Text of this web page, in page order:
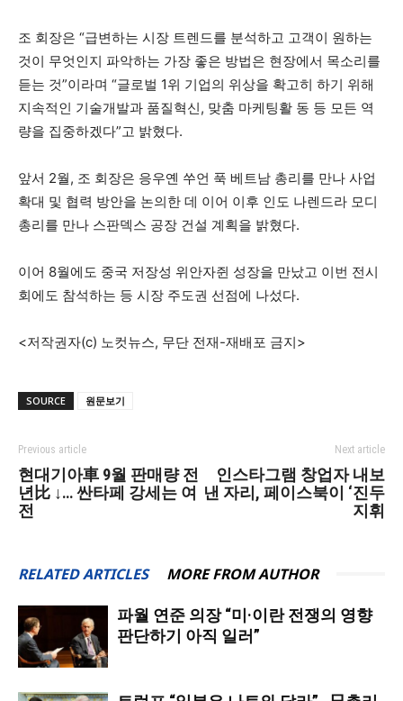
조 회장은 “급변하는 시장 트렌드를 분석하고 고객이 원하는
것이 무엇인지 파악하는 가장 좋은 방법은 현장에서 목소리를
듣는 것”이라며 “글로벌 1위 기업의 위상을 확고히 하기 위해
지속적인 기술개발과 품질혁신, 맞춤 마케팅활 동 등 모든 역
량을 집중하겠다”고 밝혔다.
앞서 2월, 조 회장은 응우옌 쑤언 푹 베트남 총리를 만나 사업
확대 및 협력 방안을 논의한 데 이어 이후 인도 나렌드라 모디
총리를 만나 스판덱스 공장 건설 계획을 밝혔다.
이어 8월에도 중국 저장성 위안자쥔 성장을 만났고 이번 전시
회에도 참석하는 등 시장 주도권 선점에 나섰다.
<저작권자(c) 노컷뉴스, 무단 전재-재배포 금지>
SOURCE 원문보기
Previous article
현대기아車 9월 판매량 전
년比 ↓… 싼타페 강세는 여
전
Next article
인스타그램 창업자 내보
낸 자리, 페이스북이 ‘진두
지휘
RELATED ARTICLES MORE FROM AUTHOR
파월 연준 의장 “미·이란 전쟁의 영향
판단하기 아직 일러”